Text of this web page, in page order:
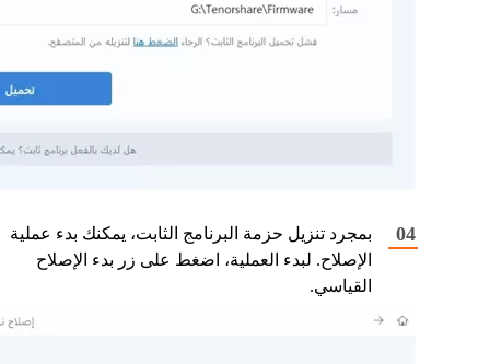
بمجرد تنزيل حزمة البرنامج الثابت، يمكنك بدء عملية
الإصلاح. لبدء العملية، اضغط على زر بدء الإصلاح
القياسي.